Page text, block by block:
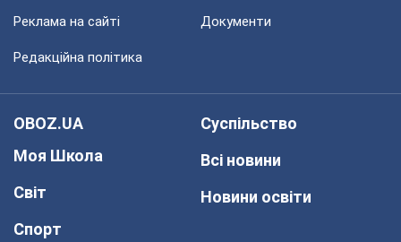
Реклама на сайті Документи
Редакційна політика
OBOZ.UA
Моя Школа
Світ
Спорт
Суспільство
Всі новини
Новини освіти